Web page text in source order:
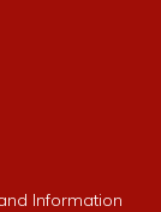
Information